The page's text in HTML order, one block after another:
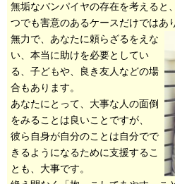
無垢なバンパイヤの存在を考えると
つでも害意のあるケースだけではあ
無力で、あなたに頼らざるをえな
い、本当に助けを必要としてい
る、子どもや、良き友人などの場
合もあります。
あなたにとって、大事な人の面倒
をみることは良いことですが、
彼ら自身が自分のことは自分でで
きるようになるために支援するこ
とも、大事です。